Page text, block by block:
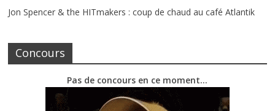
Jon Spencer & the HITmakers : coup de chaud au café Atlantik
Concours
Pas de concours en ce moment…